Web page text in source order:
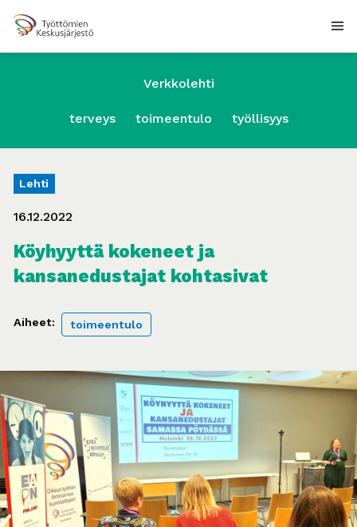
Verkkolehti
terveys toimeentulo työllisyys
Lehti
16.12.2022
Köyhyyttä kokeneet ja
kansanedustajat kohtasivat
Aiheet: toimeentulo